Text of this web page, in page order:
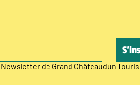
de Grand Châteaudun